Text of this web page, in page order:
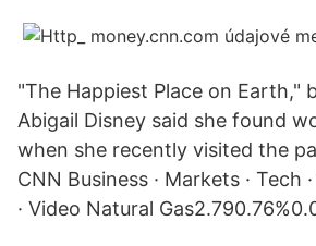
"The Happiest Place on Earth,"
Abigail Disney said she found
when she recently visited the
CNN Business · Markets · Tech
· Video Natural